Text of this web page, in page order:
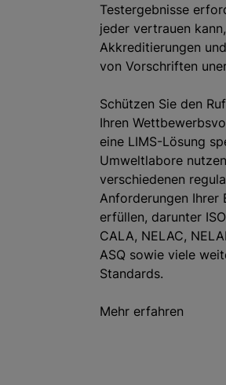
Testergebnisse
jeder vertrauen
Akkreditierungen
von Vorschriften
Schützen Sie den
Ihren
eine LIMS-Lösung
Umweltlabore
verschiedenen
Anforderungen Ihrer
erfüllen, darunter
CALA, NELAC,
ASQ sowie viele
Standards.
Mehr erfahren